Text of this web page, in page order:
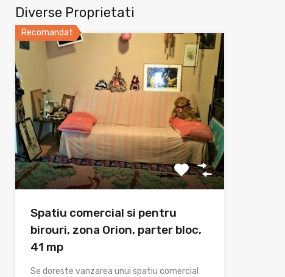
Diverse Proprietati
Recomandat
Spatiu comercial si pentru
birouri, zona Orion, parter bloc,
41 mp
Se doreste vanzarea unui spatiu comercial